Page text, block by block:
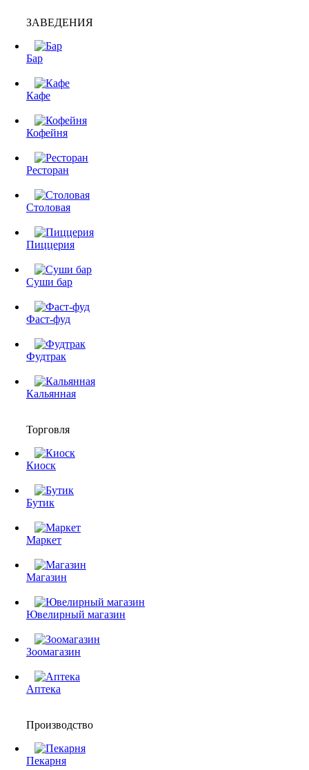
ЗАВЕДЕНИЯ
Бар
Кафе
Кофейня
Ресторан
Столовая
Пиццерия
Суши бар
Фаст-фуд
Фудтрак
Кальянная
Торговля
Киоск
Бутик
Маркет
Магазин
Ювелирный магазин
Зоомагазин
Аптека
Производство
Пекарня